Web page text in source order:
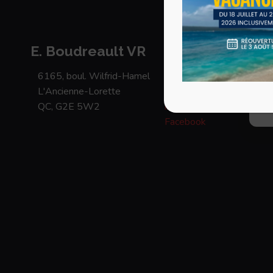
ou
et
E. Boudreault VR
6165, boul. Wilfrid-Hamel
L'Ancienne-Lorette
QC, G2E 5W2
418 871-1895
info@eboudreaultvr.com
Facebook